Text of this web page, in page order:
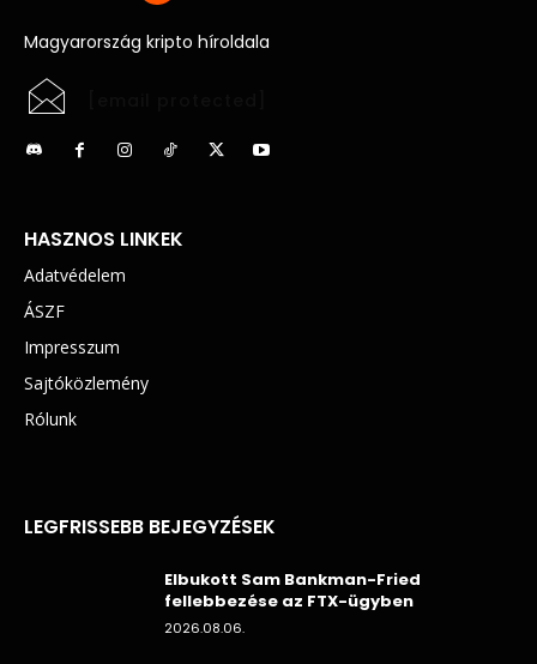
Magyarország kripto híroldala
HASZNOS LINKEK
Adatvédelem
ÁSZF
Impresszum
Sajtóközlemény
Rólunk
LEGFRISSEBB BEJEGYZÉSEK
Elbukott Sam Bankman-Fried
fellebbezése az FTX-ügyben
2026.08.06.